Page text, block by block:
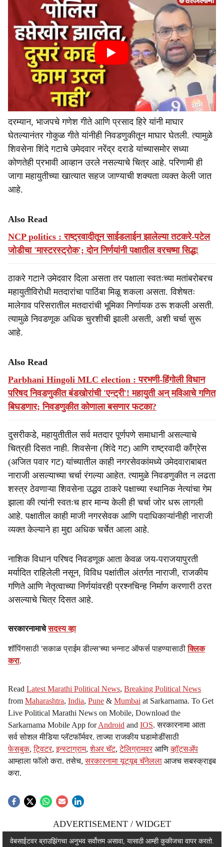
दरम्यान, भाजपचे गणेश गीते आणि प्रसाद हिरे यांनी माघार
घेतल्यानंतर गोकुळ गीते यांनीही निवडणुकीतून माघार घेतली. त्यामुळे
शिवसेना शिंदे गटाचे उमेदवार नरेंद्र दराडे यांच्यासमोर सध्या
कोणतेही प्रभावी आव्हान उरले नसल्याचे चित्र आहे. परिणामी ही
जागा महायुतीच्या खात्यात सहज जाण्याची शक्यता व्यक्त केली जात
आहे.
Also Read
NCP politics : राष्ट्रवादीतून साईडलाईन झालेल्या तटकरे-पटेल
जोडीचा 'मास्टरस्ट्रोक'; दोन निर्णयांनी पक्षातील वरचष्मा सिद्ध!
ठाकरे गटाने उमेदवार दिला असता तर पक्षाला स्वतःच्या मतांबरोबरच
महायुतीविरोधी मतदारांचा पाठिंबा मिळू शकला असता. विशेषतः
मालेगाव परिसरातील मतदारांची भूमिका निर्णायक ठरू शकली असती.
त्यामुळे निवडणूक अधिक चुरशीची झाली असती, अशी चर्चा सुरू
आहे.
Also Read
Parbhani Hingoli MLC election : परभणी-हिंगोली विधान
परिषद निवडणुकीत बंडखोरांची 'एन्ट्री'! महायुती अन् मविआचे गणित
बिघडणार; निवडणुकीत कोणाला बसणार फटका?
दुसरीकडे, महायुतीतील सर्व मतदार पूर्णपणे समाधानी असल्याचे
चित्रही दिसत नाही. शिवसेना (शिंदे गट) आणि राष्ट्रवादी काँग्रेस
(अजित पवार गट) यांच्यातील काही नगरसेवकांमध्ये उमेदवाराबाबत
नाराजी असल्याच्या चर्चा रंगल्या आहेत. त्यामुळे निवडणुकीत न लढता
शस्त्र ठेवणाऱ्या शिवसेना उद्धव ठाकरे पक्षाच्या स्थानिक नेत्यांचा गेम
झाला की त्यांनी स्वतःच हार मान्य केली ही चर्चा जोर धरू लागली
आहे. पक्षातील काही माजी नगरसेवक आणि पदाधिकाऱ्यांनीही नाराजी
व्यक्त केल्याने हा मुद्दा अधिक चर्चेत आला आहे.
नाशिक विधान परिषद निवडणूक आता केवळ जय-पराजयापुरती
मर्यादित राहिलेली नसून, विविध पक्षांतील अंतर्गत नाराजी, राजकीय
गणिते आणि नेतृत्वाच्या निर्णयांवरही प्रश्नचिन्ह निर्माण करणारी ठरत
असल्याचे चित्र दिसत आहे.
सरकारनामाचेसदस्य व्हा
शॉपिंगसाठी 'सकाळ प्राईम डील्स'च्या भन्नाट ऑफर्स पाहण्यासाठीक्लिक
करा.
Read Latest Marathi Political News, Breaking Political News
from Maharashtra, India, Pune & Mumbai at Sarkarnama. To Get
Live Political Marathi News on Mobile, Download the
Sarkarnama Mobile App forAndroid and IOS. सरकारनामा आता
सर्व सोशल मीडिया प्लॅटफॉर्मवर. ताज्या राजकीय घडामोडींसाठी
फेसबुक,ट्विटर,इन्स्टाग्राम,शेअर चॅट,टेलिग्रामवर आणिव्हॉट्सॲप
आम्हाला फॉलो करा. तसेच,सरकारनामा यूट्यूब चॅनेलला आजच सबस्क्राइब
करा.
ADVERTISEMENT / WIDGET
ADVERTISEMENT / WIDGET
वेबसाईटवर ब्राउझिंगचा अनुभव सर्वोत्तम असावा, यासाठी आम्ही कुकीजचा वापर करतो.